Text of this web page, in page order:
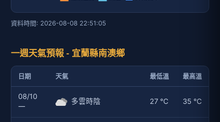
資料時間: 2026-08-08 22:51:05
一週天氣預報 - 宜蘭縣南澳鄉
日期 天氣 最低溫 最高溫
08/10
一
多雲時陰 27 ℃ 35 ℃